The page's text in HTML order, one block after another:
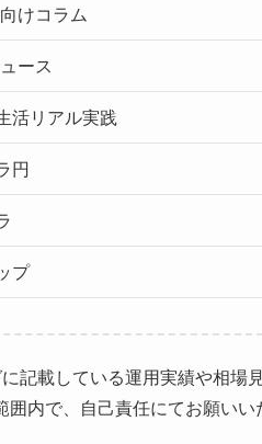
けコラム
ース
活リアル実践
円
プ
記載している運用実績や相場
囲内で、自己責任にてお願い